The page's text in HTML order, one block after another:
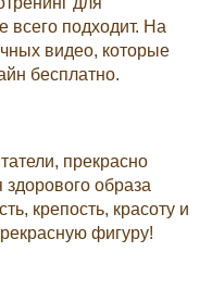
всего подходит. На
видео, которые
бесплатно.
прекрасно
здорового образа
крепость, красоту и
фигуру!